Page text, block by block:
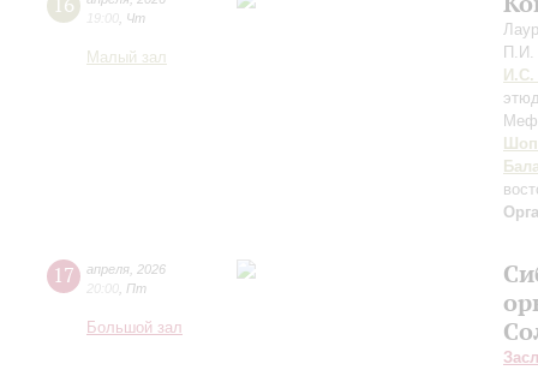
19:00 Чт
Малый зал
П.И.
И.С.
17 апреля 2026
20:00 Пт
Большой зал